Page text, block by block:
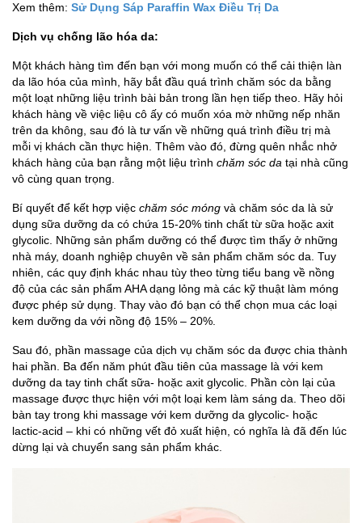
Xem thêm: Sử Dụng Sáp Paraffin Wax Điều Trị Da
Dịch vụ chống lão hóa da:
Một khách hàng tìm đến bạn với mong muốn có thể cải thiện làn
da lão hóa của mình, hãy bắt đầu quá trình chăm sóc da bằng
một loạt những liệu trình bài bản trong lần hẹn tiếp theo. Hãy hỏi
khách hàng về việc liệu cô ấy có muốn xóa mờ những nếp nhăn
trên da không, sau đó là tư vấn về những quá trình điều trị mà
mỗi vị khách cần thực hiện. Thêm vào đó, đừng quên nhắc nhở
khách hàng của bạn rằng một liệu trình chăm sóc da tại nhà cũng
vô cùng quan trọng.
Bí quyết để kết hợp việc chăm sóc móng và chăm sóc da là sử
dụng sữa dưỡng da có chứa 15-20% tinh chất từ sữa hoặc axit
glycolic. Những sản phẩm dưỡng có thể được tìm thấy ở những
nhà máy, doanh nghiệp chuyên về sản phẩm chăm sóc da. Tuy
nhiên, các quy định khác nhau tùy theo từng tiểu bang về nồng
độ của các sản phẩm AHA dạng lỏng mà các kỹ thuật làm móng
được phép sử dụng. Thay vào đó bạn có thể chọn mua các loại
kem dưỡng da với nồng độ 15% – 20%.
Sau đó, phần massage của dịch vụ chăm sóc da được chia thành
hai phần. Ba đến năm phút đầu tiên của massage là với kem
dưỡng da tay tinh chất sữa- hoặc axit glycolic. Phần còn lại của
massage được thực hiện với một loại kem làm sáng da. Theo dõi
bàn tay trong khi massage với kem dưỡng da glycolic- hoặc
lactic-acid – khi có những vết đỏ xuất hiện, có nghĩa là đã đến lúc
dừng lại và chuyển sang sản phẩm khác.